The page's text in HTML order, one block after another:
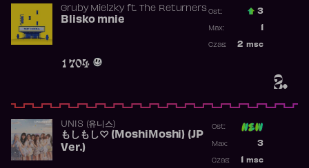
2.
Gruby Mielzkyft. The Returners
Blisko mnie
1 704
Ost.: 3
Max:
2 msc
Czas:
UNIS (유니스)
もしもし♡ (MoshiMoshi) (JP
Ver.)
Ost:
3
Max:
msc
Czas: